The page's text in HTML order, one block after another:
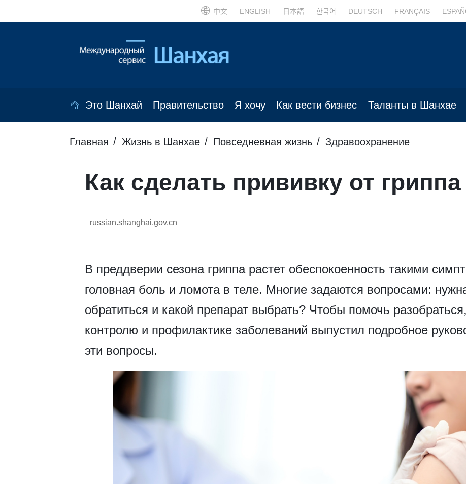
中文 ENGLISH 日本語 한국어 DEUTSCH FRANÇAIS
Это Шанхай Правительство Я хочу Как вести бизнес Таланты в Шанхае
Главная Жизнь в Шанхае Повседневная жизнь Здравоохранение
Как сделать прививку от
russian.shanghai.gov.cn
В преддверии сезона гриппа растет обеспокоенность такими
головная боль и ломота в теле. Многие задаются вопросами:
обратиться и какой препарат выбрать? Чтобы помочь
контролю и профилактике заболеваний выпустил подробное
эти вопросы.